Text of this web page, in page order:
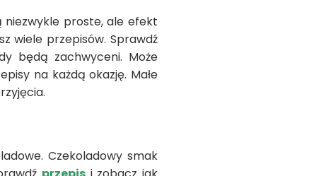
niezwykle proste, ale efekt
wiele przepisów. Sprawdź
będą zachwyceni. Może
na każdą okazję. Małe
Czekoladowy smak